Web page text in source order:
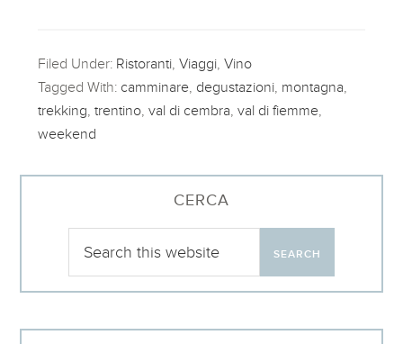
Filed Under: Ristoranti ,Viaggi ,Vino
Tagged With: camminare degustazioni montagna
trekking ,trentino ,val di cembra ,val di fiemme
weekend
CERCA